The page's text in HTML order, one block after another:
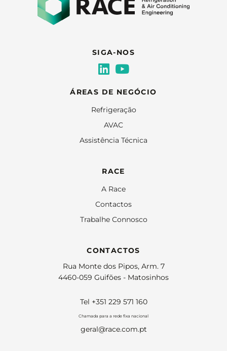
SIGA-NOS
ÁREAS DE NEGÓCIO
Refrigeração
AVAC
Assistência Técnica
RACE
A Race
Contactos
Trabalhe Connosco
CONTACTOS
Rua Monte dos Pipos, Arm. 7
4460-059 Guifões - Matosinhos
Tel +351 229 571 160
Chamada para a rede fixa nacional
geral@race.com.pt